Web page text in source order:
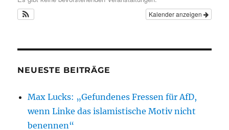
Kalender anzeigen
NEUESTE BEITRÄGE
Max Lucks: „Gefundenes Fressen für AfD,
wenn Linke das islamistische Motiv nicht
benennen“